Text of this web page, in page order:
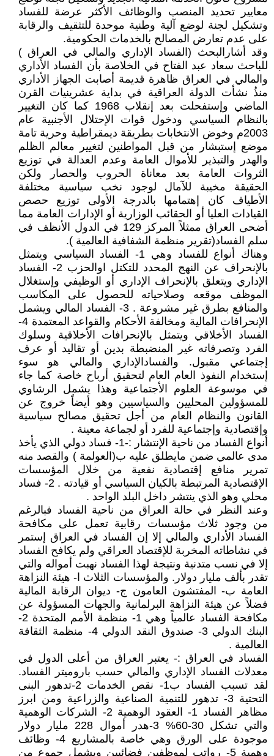
معايير تحديد المنصب والوظائف الأكثر عرضة للفساد
وتشكيل لجنة لوضع آلية وطنية موحدة للتثقيف والرقابة
على عدم تعارض المصالح بالخدمات الحكومية.
وقد أشارالبحث (الفساد الإداري والمالي في العراق )
للباحث سعاد عبد الفتاح في الخلاصة بأن الفساد الأداري
والمالي في العراق ظاهرة قديمة أصابت الجهاز الأداري
منذُ نشأت الدولة العراقية في بداية عشرينيات القرن
الماضي وإستفحلت بعد إنقلاب 1968 كما كان التغيير
بالنظام السياسي ودخول قوات الإحتلال الأجنبية عام
2003م وخوض الانتخابات بطريقة ديمقراطية وحرية تامة
موضع إستبشار من قبل المواطنين لتغيير معالم الظلم
والهدر والتبذير للأموال العامة وعدم العدالة في توزيع
الثروات العامة بعد معاناة الحروب والحصار ولكن
الحقيقة مخيبة للآمال لوجود نخب سياسية مختلفة
الأطياف كان إهتمامها بالدرجة الأولى توزيع حصص
القيادات العليا أو الحقائب الوزارية أو الإدارات العامة مما
أضحى العراق ممثلاً المركز 129 في الدول الأنظف في
سلم الفساد(تقرير منظمة الشفافية العالمية ).
وهناك أنواع للفساد وهي 1- الفساد السياسي ويتمثل
بالإنحراف عن النهج المحدد للتكتل اوالحزب 2- الفساد
الإداري ويتعلق بالإنحراف الإداري أو الوظيفي وإستغلال
الموظف موقعه وصلاحياته للحصول على المكاسب
والمنافع بطرق غير مشروعة . 3- الفساد المالي ويشمل
الإنحرافات المالية ومخالفة الأحكام والقواعد المعتمدة 4-
الفساد الأخلاقي ويتمثل بالإنحرافات الأخلاقية وسلوك
الفرد وتصرفاته غير المنضبطة بدين أو تقاليد أو عرف
إجتماعي مقبول. والفسادالإداري والمالي هو سوء
إستخدام النفوذ العام العام لتحقيق أرباح خاصة كما جاء
في موسوعة العلوم الأجتماعية وهذا يشمل الرشاوي
للمسؤولين المحليين والسياسيين وهو أيضاً خروج عن
القانون والنظام العام من أجل تحقيق مصالح سياسية
وإقتصادية وإجتماعية للفرد أو لجماعة معينة .
أنواع الفساد من ناحية الإنتشار :-1- فساد دولي الذي يأخذ
مدى عالمي ضمن مايطلق عليه ب(العولمة ) والقصد منه
تمرير منافع إقتصادية نفعية من خلال المؤسسات
الإقتصادية المرتبطة بالكيان السياسي أو قيادته . 2- فساد
محلي وهو الذي ينتشر داخل البلد الواحد .
وعند النظر في حالة العراق من ناحية الفساد فبالرغم
من وجود ثلاث مؤسسات رقابية تعمل على مكافحة
الفساد الأداري والمالي إلا إن الفساد في العراق إستمر
في نشاطاته المخربة للإقتصاد العراقي ولم يكافح الفساد
إلا في نسب متدنية ونتيجة لهذا الفساد نهبت أمواله والتي
تقدر بألف مليار دولار. والمؤسسات الثلاث ا- هيئة النزاهة
العامة ب- المفتشون العامون ج- ديوان الرقابة المالية
فضلاً عن هيئة النزاهة البرلمانية والجهات المسؤولة عن
مكافحة الفساد عالمياً وهي 1- منظمة الأمم المتحدة 2-
البنك الدولي 3- صندوق النقد الدولي 4- منظمة الثقافة
العالمية .
الفساد في العراق :- يعتبر العراق من أعلى الدول في
معدلات الفساد الإداري والمالي حسب باروميتر الفساد.
لقد تسبب الفساد ب1- نقص الخدمات 2-تدهور البنى
التحتية 3- تدهور للتنمية الصناعية والزراعية ومن ابرز
مظاهر الفساد 1- العقود الوهمية 2- الشركات الوهمية
والتي تشكل 30-60% 3-هدر أموال 228 مليار دولار
موجودة على الورق وهي خاصة بالمشاريع 4- وظائف
وهمية 5- رواتب لموظفين فضائيين ويشمل جموع من